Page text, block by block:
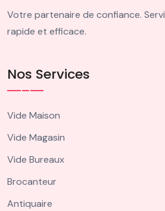
Votre partenaire de confiance.
rapide et efficace.
Nos Services
Vide Maison
Vide Magasin
Vide Bureaux
Brocanteur
Antiquaire